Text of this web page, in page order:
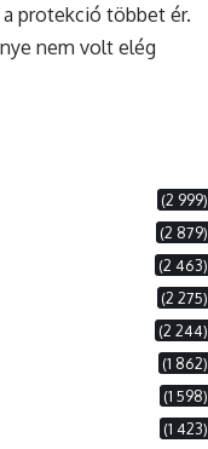
protekció többet ér.
nem volt elég
(2 999)
(2 879)
(2 463)
(2 275)
(2 244)
(1 862)
(1 598)
(1 423)